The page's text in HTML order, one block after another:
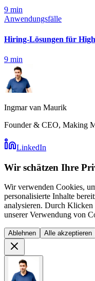
9 min
Anwendungsfälle
Hiring-Lösungen für
9 min
Ingmar van Maurik
Founder & CEO, Making
LinkedIn
Wir schätzen Ihre
Wir verwenden Cookies,
personalisierte Inhalte
analysieren. Durch
unserer Verwendung von
Ablehnen Alle akzeptieren